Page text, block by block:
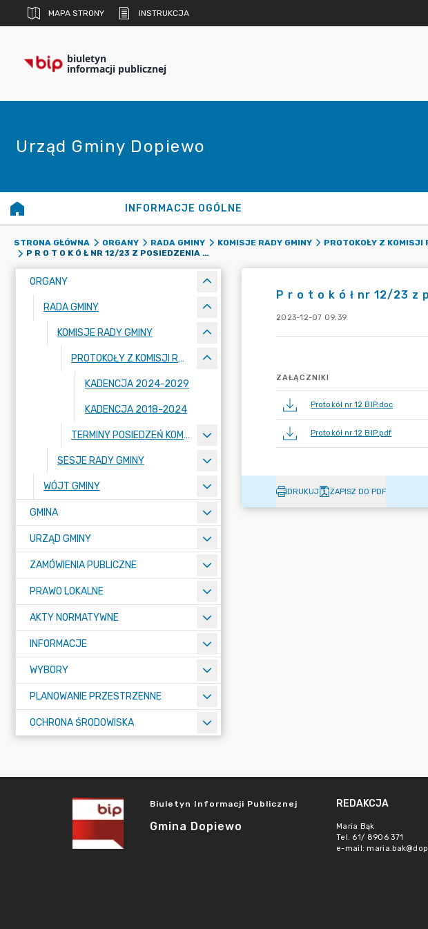
MAPA STRONY INSTRUKCJA
biuletyn
informacji publicznej
Urząd Gminy Dopiewo
INFORMACJE OGÓLNE
STRONA GŁÓWNA ORGANY RADA GMINY KOMISJE RADY GMINY PROTOKOŁY Z KOMISJI
P R O T O K Ó Ł NR 12/23 Z POSIEDZENIA KOMISJI SKARG, WNIOSKÓW I PETYCJI Z DNIA 16 STYCZNIA 2023 R.
ORGANY
RADA GMINY
KOMISJE RADY GMINY
PROTOKOŁY Z KOMISJI RADY GMINY
KADENCJA 2024-2029
KADENCJA 2018-2024
TERMINY POSIEDZEŃ KOMISJI RADY GMINY
SESJE RADY GMINY
WÓJT GMINY
GMINA
URZĄD GMINY
ZAMÓWIENIA PUBLICZNE
PRAWO LOKALNE
AKTY NORMATYWNE
INFORMACJE
WYBORY
PLANOWANIE PRZESTRZENNE
OCHRONA ŚRODOWISKA
P r o t o k ó ł nr 12/23 z
2023-12-07 09:39
ZAŁĄCZNIKI
Protokół nr 12 BIP.doc
Protokół nr 12 BIP.pdf
DRUKUJ ZAPISZ DO PDF
Biuletyn Informacji Publicznej
Gmina Dopiewo
REDAKCJA
Maria Bąk
Tel. 61/ 8906 371
e-mail: